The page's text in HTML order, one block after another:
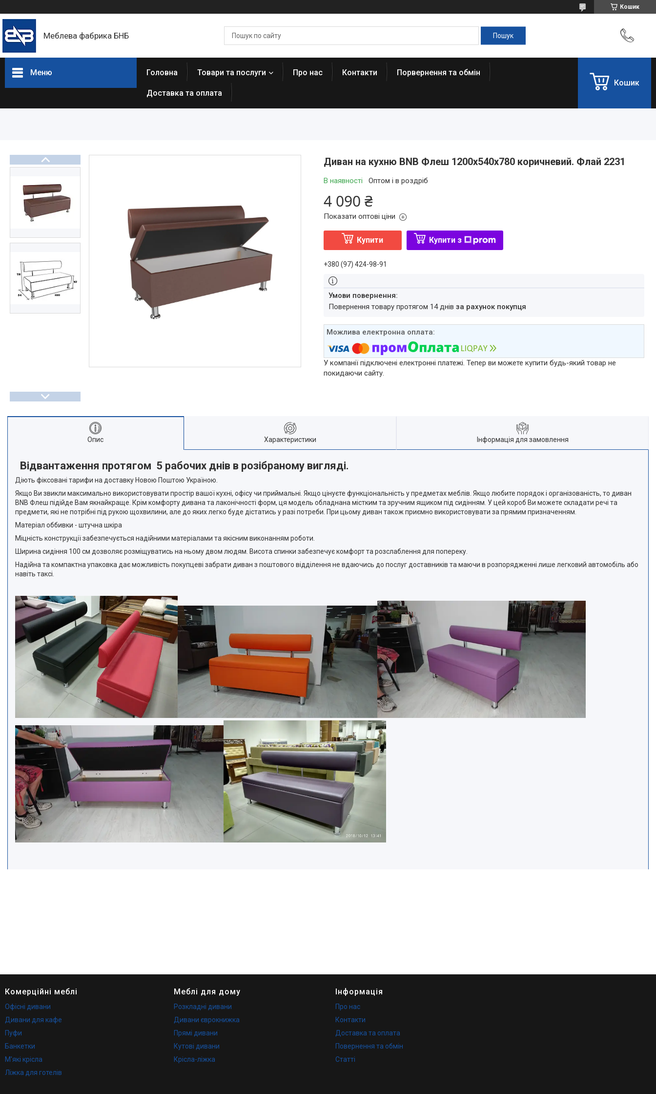
Кошик
Меблева фабрика БНБ
Меню Головна Товари та послуги Про нас Контакти Порвернення та обмін
Доставка та оплата
Кошик
Диван на кухню BNB Флеш 1200x540x780 коричневий. Флай 2231
В наявності Оптом і в роздріб
4 090 ₴
Показати оптові ціни
Купити Купити з
+380 (97) 424-98-91
повернення товару протягом 14 днів за рахунок покупця
У компанії підключені електронні платежі. Тепер ви можете купити будь-який товар не
покидаючи сайту.
Опис Характеристики Інформація для замовлення
Відвантаження протягом 5 рабочих днів в розібраному вигляді.
Діють фіксовані тарифи на доставку Новою Поштою Україною.
Якщо Ви звикли максимально використовувати простір вашої кухні, офісу чи приймальні. Якщо цінуєте функціональність у предметах меблів. Якщо любите порядок і організованість, то диван
BNB Флеш підійде Вам якнайкраще. Крім комфорту дивана та лаконічності форм, ця модель обладнана містким та зручним ящиком під сидінням. У цей короб Ви можете складати речі та
предмети, які не потрібні під рукою щохвилини, але до яких легко буде дістатись у разі потреби. При цьому диван також приємно використовувати за прямим призначенням.
Матеріал оббивки - штучна шкіра
Міцність конструкції забезпечується надійними матеріалами та якісним виконанням роботи.
Ширина сидіння 100 см дозволяє розміщуватись на ньому двом людям. Висота спинки забезпечує комфорт та розслаблення для попереку.
Надійна та компактна упаковка дає можливість покупцеві забрати диван з поштового відділення не вдаючись до послуг доставників та маючи в розпорядженні лише легковий автомобіль або
навіть таксі.
Комерційні меблі
Офісні дивани
Дивани для кафе
Пуфи
Банкетки
М'які крісла
Ліжка для готелів
Меблі для дому
Розкладні дивани
Дивани єврокнижка
Прямі дивани
Кутові дивани
Крісла-ліжка
Інформація
Про нас
Контакти
Доставка та оплата
Повернення та обмін
Статті